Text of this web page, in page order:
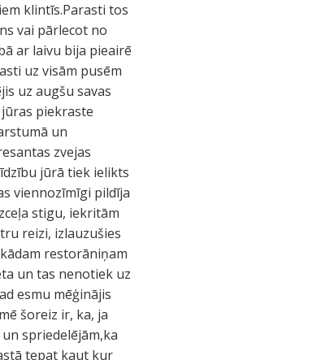
klintīs.Parasti tos
vai pārlecot no
ar laivu bija pieairē
uz visām pusēm
uz augšu savas
piekraste
un
zvejas
jūrā tiek ielikts
viennozīmīgi pildīja
stigu, iekritām
reizi, izlauzušies
restorāniņam
un tas nenotiek uz
esmu mēģinājis
šoreiz ir, ka, ja
spriedelējām,ka
tepat kaut kur